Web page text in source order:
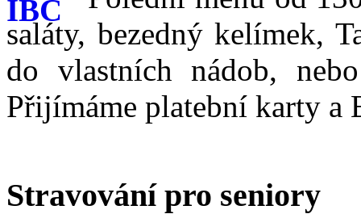
saláty, bezedný kelímek,
do vlastních nádob,
Přijímáme platební karty a
Stravování pro seniory